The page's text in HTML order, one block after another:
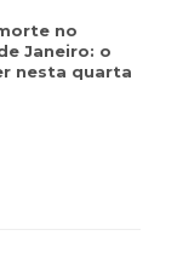
no
Janeiro: o
nesta quarta